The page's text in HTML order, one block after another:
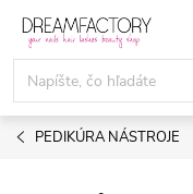
Prejsť
obsah
PEDIKÚRA NÁSTROJE